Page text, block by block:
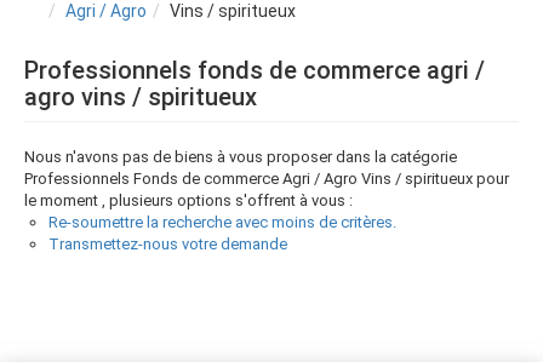
Agri / Agro
Vins / spiritueux
Professionnels fonds de commerce agri /
agro vins / spiritueux
Nous n'avons pas de biens à vous proposer dans la catégorie
Professionnels Fonds de commerce Agri / Agro Vins / spiritueux pour
le moment , plusieurs options s'offrent à vous :
Re-soumettre la recherche avec moins de critères.
Transmettez-nous votre demande